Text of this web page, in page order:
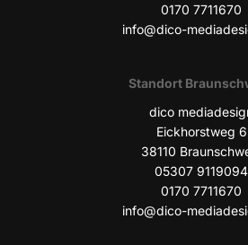
0170 7711670
info@dico-
Stand­ort
dico
Eick­horst­weg 6
38110
05307 9119094
0170 7711670
info@dico-